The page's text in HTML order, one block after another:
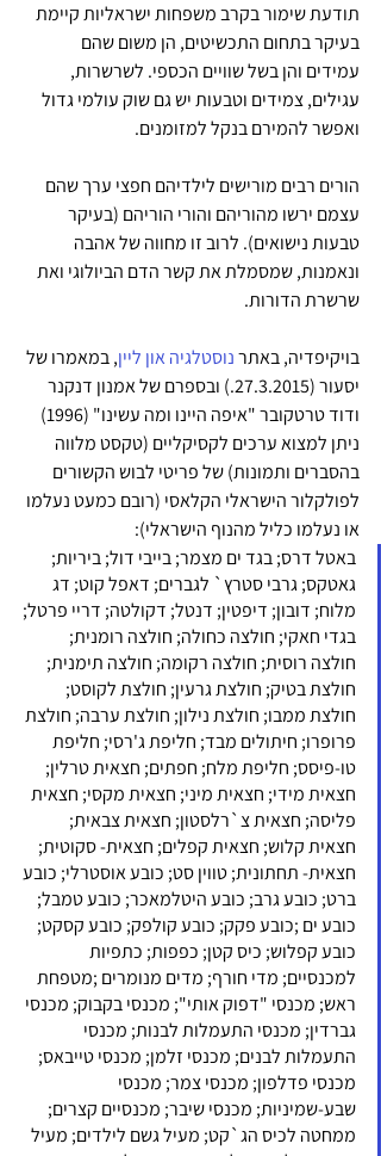
תודעת שימור בקרב משפחות ישראליות קיימת
בעיקר בתחום התכשיטים, הן משום שהם
עמידים והן בשל שוויים הכספי. לשרשרות,
עגילים, צמידים וטבעות יש גם שוק עולמי גדול
ואפשר להמירם בנקל למזומנים.
הורים רבים מורישים לילדיהם חפצי ערך שהם
עצמם ירשו מהוריהם והורי הוריהם (בעיקר
טבעות נישואים). לרוב זו מחווה של אהבה
ונאמנות, שמסמלת את קשר הדם הביולוגי ואת
שרשרת הדורות.
בויקיפדיה, באתר נוסטלגיה און ליין, במאמרו של
יסעור (27.3.2015.) ובספרם של אמנון דנקנר
ודוד טרטקובר "איפה היינו ומה עשינו" (1996)
ניתן למצוא ערכים לקסיקליים (טקסט מלווה
בהסברים ותמונות) של פריטי לבוש הקשורים
לפולקלור הישראלי הקלאסי (רובם כמעט נעלמו
או נעלמו כליל מהנוף הישראלי):
באטל דרס; בגד ים מצמר; בייבי דול; ביריות;
גאטקס; גרבי סטרץ` לגברים; דאפל קוט; דג
מלוח; דובון; דיפטין; דנטל; דקולטה; דריי פרטל;
בגדי חאקי; חולצה כחולה; חולצה רומנית;
חולצה רוסית; חולצה רקומה; חולצה תימנית;
חולצת בטיק; חולצת גרעין; חולצת לקוסט;
חולצת ממבו; חולצת נילון; חולצת ערבה; חולצת
פרופרו; חיתולים מבד; חליפת ג'רסי; חליפת
טו-פיסס; חליפת מלח; חפתים; חצאית טרלין;
חצאית מידי; חצאית מיני; חצאית מקסי; חצאית
פליסה; חצאית צ`רלסטון; חצאית צבאית;
חצאית קלוש; חצאית קפלים; חצאית- סקוטית;
חצאית- תחתונית; טווין סט; כובע אוסטרלי; כובע
ברט; כובע גרב; כובע היטלמאכר; כובע טמבל;
כובע ים ;כובע פקק; כובע קולפק; כובע קסקט;
כובע קפלוש; כיס קטן; כפפות; כתפיות
למכנסיים; מדי חורף; מדים מנומרים ;מטפחת
ראש; מכנסי "דפוק אותי"; מכנסי בקבוק; מכנסי
גברדין; מכנסי התעמלות לבנות; מכנסי
התעמלות לבנים; מכנסי זלמן; מכנסי טייבאס;
מכנסי פדלפון; מכנסי צמר; מכנסי
שבע-שמיניות; מכנסי שיבר; מכנסיים קצרים;
ממחטה לכיס הג`קט; מעיל גשם לילדים; מעיל